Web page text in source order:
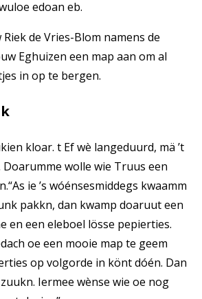
edoan eb.
de Vries-Blom namens de
Eghuizen een map aan om al
in op te bergen.
kloar. t Ef wè langeduurd, mä ’t
wolle wie Truus een
ie ’s wóénsesmiddegs kwaamm
pakkn, dan kwamp doaruut een
en een eleboel lösse pepierties.
oe een mooie map te geem
op volgorde in könt dóén. Dan
Iermee wènse wie oe nog